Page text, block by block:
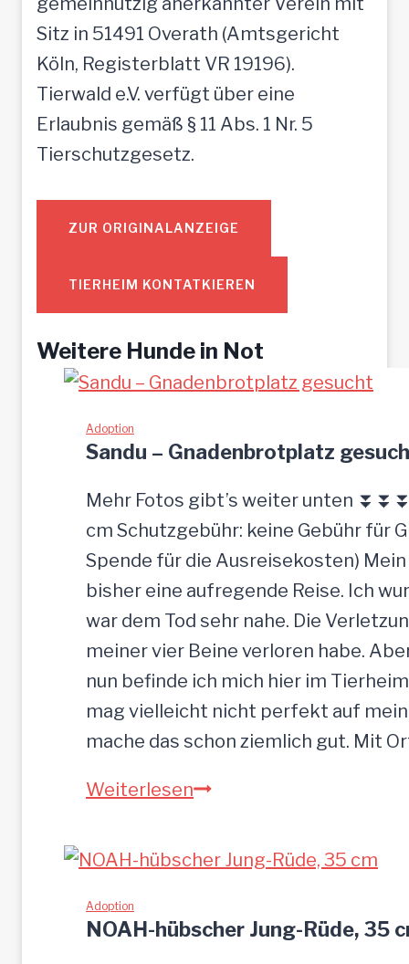
Sitz in 51491 Overath (Amtsgericht
Köln, Registerblatt VR 19196).
Tierwald e.V. verfügt über eine
Erlaubnis gemäß § 11 Abs. 1 Nr. 5
Tierschutzgesetz.
ZUR ORIGINALANZEIGE
TIERHEIM KONTATKIEREN
Weitere Hunde in Not
Adoption
Sandu – Gnadenbrotplatz
Mehr Fotos gibt’s weiter unten
cm Schutzgebühr: keine Gebühr für
Spende für die Ausreisekosten)
bisher eine aufregende Reise. Ich
war dem Tod sehr nahe. Die
meiner vier Beine verloren habe.
nun befinde ich mich hier im
mag vielleicht nicht perfekt auf
mache das schon ziemlich gut. Mit
WeiterlesenS
n
–
Adoption
NOAH-hübscher Jung-Rüde, 35